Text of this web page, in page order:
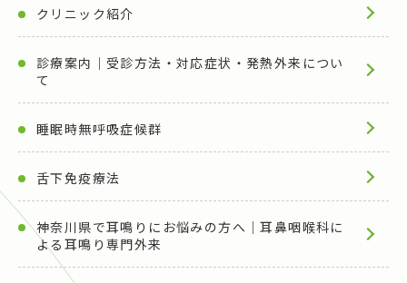
クリニック紹介
診療案内｜受診方法・対応症状・発熱外来につい
て
睡眠時無呼吸症候群
舌下免疫療法
神奈川県で耳鳴りにお悩みの方へ｜耳鼻咽喉科に
よる耳鳴り専門外来